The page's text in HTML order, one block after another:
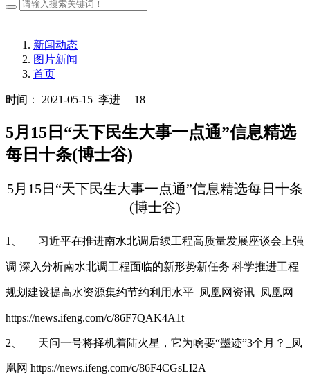
新闻动态
图片新闻
首页
时间： 2021-05-15 李进 18
5月15日“天下民生大事一点通”信息精选
每日十条(博士谷)
5月15日“天下民生大事一点通”信息精选每日十条
(博士谷)
1、 习近平在推进南水北调后续工程高质量发展座谈会上强
调 深入分析南水北调工程面临的新形势新任务 科学推进工程
规划建设提高水资源集约节约利用水平_凤凰网资讯_凤凰网
https://news.ifeng.com/c/86F7QAK4A1t
2、 天问一号将择机着陆火星，它为啥要“墨迹”3个月？_凤
凰网 https://news.ifeng.com/c/86F4CGsLI2A